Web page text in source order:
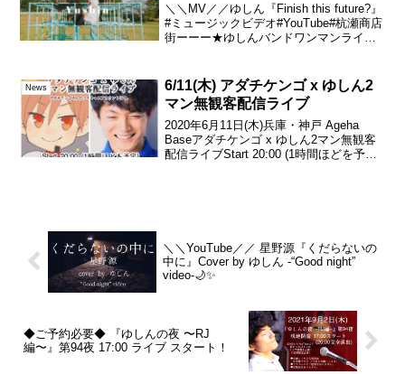
＼＼MV／／ゆしん『Finish this future?』
#ミュージックビデオ#YouTube#杭瀬商店
街ーーー★ゆしんバンドワンマンライブ
open...
News
6/11(木) アダチケンゴ x ゆしん‬‪2
マン無観客配信ライブ
‪2020年6月11日(木)‬‪兵庫・神戸 Ageha
Base‬‪アダチケンゴ x ゆしん‬‪2マン無観客
配信ライブStart 20:00 (1時間ほどを予定)‬
＼＼YouTube／／ 星野源『くだらないの
中に』Cover by ゆしん -“Good night”
video-🌙✨
◆ご予約必要◆ 『ゆしんの夜 〜RJ
編〜』第94夜 17:00 ライブ スタート！